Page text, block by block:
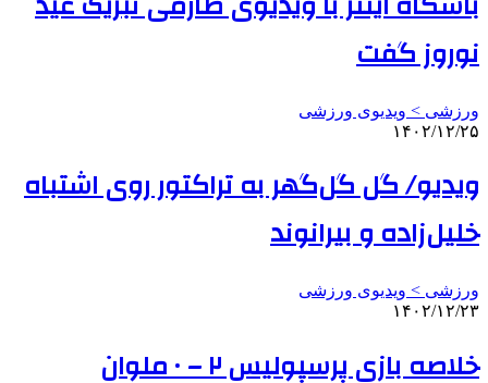
نوروز گفت
ورزشی > ویدیوی ورزشی
۱۴۰۲/۱۲/۲۵
ویدیو/ گل گل‌گهر به تراکتور روی اشتباه
خلیل‌زاده و بیرانوند
ورزشی > ویدیوی ورزشی
۱۴۰۲/۱۲/۲۳
خلاصه بازی پرسپولیس ۲ – ۰ ملوان